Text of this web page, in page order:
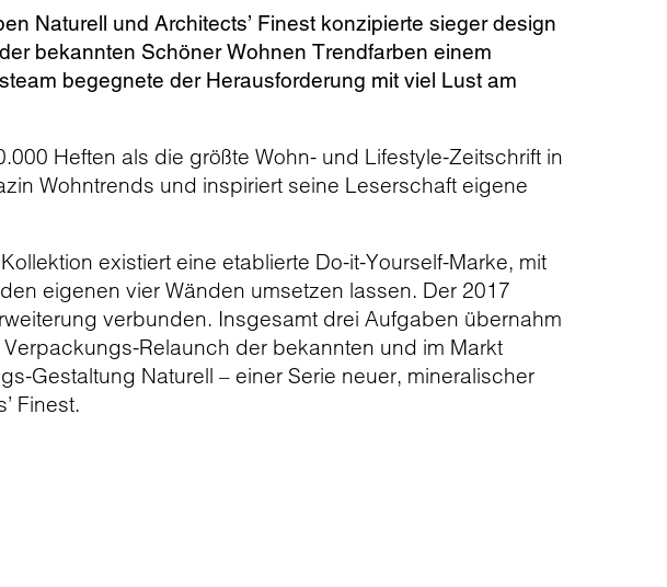
Naturell und Architects’ Finest konzipierte sieger design
bekannten Schöner Wohnen Trendfarben einem
begegnete der Herausforderung mit viel Lust am
Heften als die größte Wohn- und Lifestyle-Zeitschrift in
Wohntrends und inspiriert seine Leserschaft eigene
existiert eine etablierte Do-it-Yourself-Marke, mit
eigenen vier Wänden umsetzen lassen. Der 2017
verbunden. Insgesamt drei Aufgaben übernahm
Relaunch der bekannten und im Markt
Gestaltung Naturell – einer Serie neuer, mineralischer
Finest.